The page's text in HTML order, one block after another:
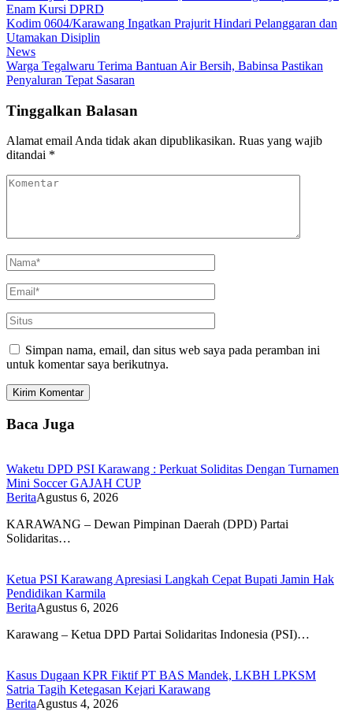
Enam Kursi DPRD
Kodim 0604/Karawang Ingatkan Prajurit Hindari Pelanggaran dan
Utamakan Disiplin
News
Warga Tegalwaru Terima Bantuan Air Bersih, Babinsa Pastikan
Penyaluran Tepat Sasaran
Tinggalkan Balasan
Alamat email Anda tidak akan dipublikasikan. Ruas yang wajib
ditandai *
Simpan nama, email, dan situs web saya pada peramban ini
untuk komentar saya berikutnya.
Baca Juga
Waketu DPD PSI Karawang : Perkuat Soliditas Dengan Turnamen
Mini Soccer GAJAH CUP
BeritaAgustus 6, 2026
KARAWANG – Dewan Pimpinan Daerah (DPD) Partai
Solidaritas…
Ketua PSI Karawang Apresiasi Langkah Cepat Bupati Jamin Hak
Pendidikan Karmila
BeritaAgustus 6, 2026
Karawang – Ketua DPD Partai Solidaritas Indonesia (PSI)…
Kasus Dugaan KPR Fiktif PT BAS Mandek, LKBH LPKSM
Satria Tagih Ketegasan Kejari Karawang
BeritaAgustus 4, 2026